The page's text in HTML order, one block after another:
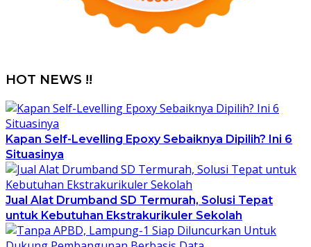
HOT NEWS !!
Kapan Self-Levelling Epoxy Sebaiknya Dipilih? Ini 6
Situasinya
Jual Alat Drumband SD Termurah, Solusi Tepat
untuk Kebutuhan Ekstrakurikuler Sekolah